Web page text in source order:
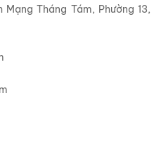
số thành phần phổ biến mà
Tháng Tám, Phường 13,